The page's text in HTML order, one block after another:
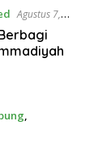
Agustus 7,
,